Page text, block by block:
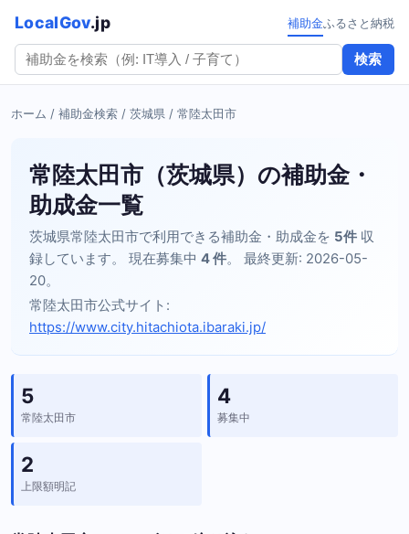
LocalGov.jp
検索
補助金ふるさと納税
ホーム / 補助金検索 / 茨城県 / 常陸太田市
常陸太田市（茨城県）の補助金・
助成金一覧
茨城県常陸太田市で利用できる補助金・助成金を 5件 収
録しています。 現在募集中 4 件。 最終更新: 2026-05-
20。
常陸太田市公式サイト:
https://www.city.hitachiota.ibaraki.jp/
5
常陸太田市
4
募集中
2
上限額明記